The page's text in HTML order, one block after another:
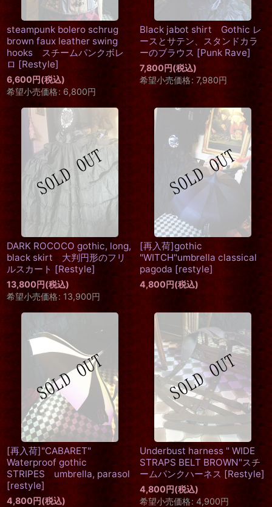
steampunk bolero schrug
brown faux leather swing
hooks スチームパンクボレ
ロ [Restyle]
6,600円(税込)
希望小売価格: 6,800円
Black jabot shirt Gothic レ
ースとサテン、スタンドカラ
ーのブラウス [Punk Rave]
7,800円(税込)
希望小売価格: 7,980円
DARK ROCOCO gothic, long,
black skirt 大判円形のフリ
ルスカート [Restyle]
13,800円(税込)
希望小売価格: 13,900円
[再入荷]gothic
"WITCH"umbrella classical
pagoda [restyle]
4,800円(税込)
[再入荷]"CABARET"
Waterproof gothic
STRIPES umbrella, parasol
[restyle]
4,800円(税込)
Underbust harness " WIDE
STRAPS BELT BROWN"スチ
ームパンクハーネス [Restyle]
4,800円(税込)
希望小売価格: 4,900円